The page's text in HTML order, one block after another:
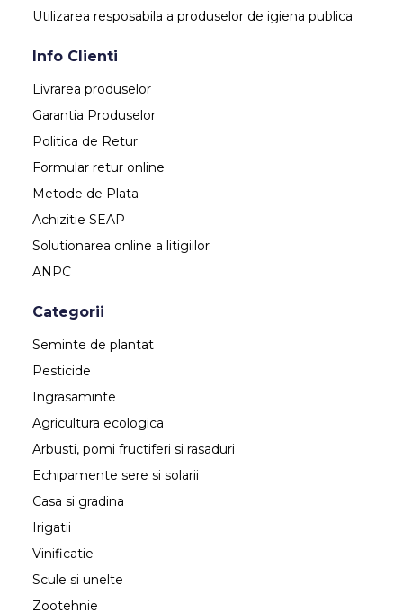
Utilizarea resposabila a produselor de igiena publica
Info Clienti
Livrarea produselor
Garantia Produselor
Politica de Retur
Formular retur online
Metode de Plata
Achizitie SEAP
Solutionarea online a litigiilor
ANPC
Categorii
Seminte de plantat
Pesticide
Ingrasaminte
Agricultura ecologica
Arbusti, pomi fructiferi si rasaduri
Echipamente sere si solarii
Casa si gradina
Irigatii
Vinificatie
Scule si unelte
Zootehnie